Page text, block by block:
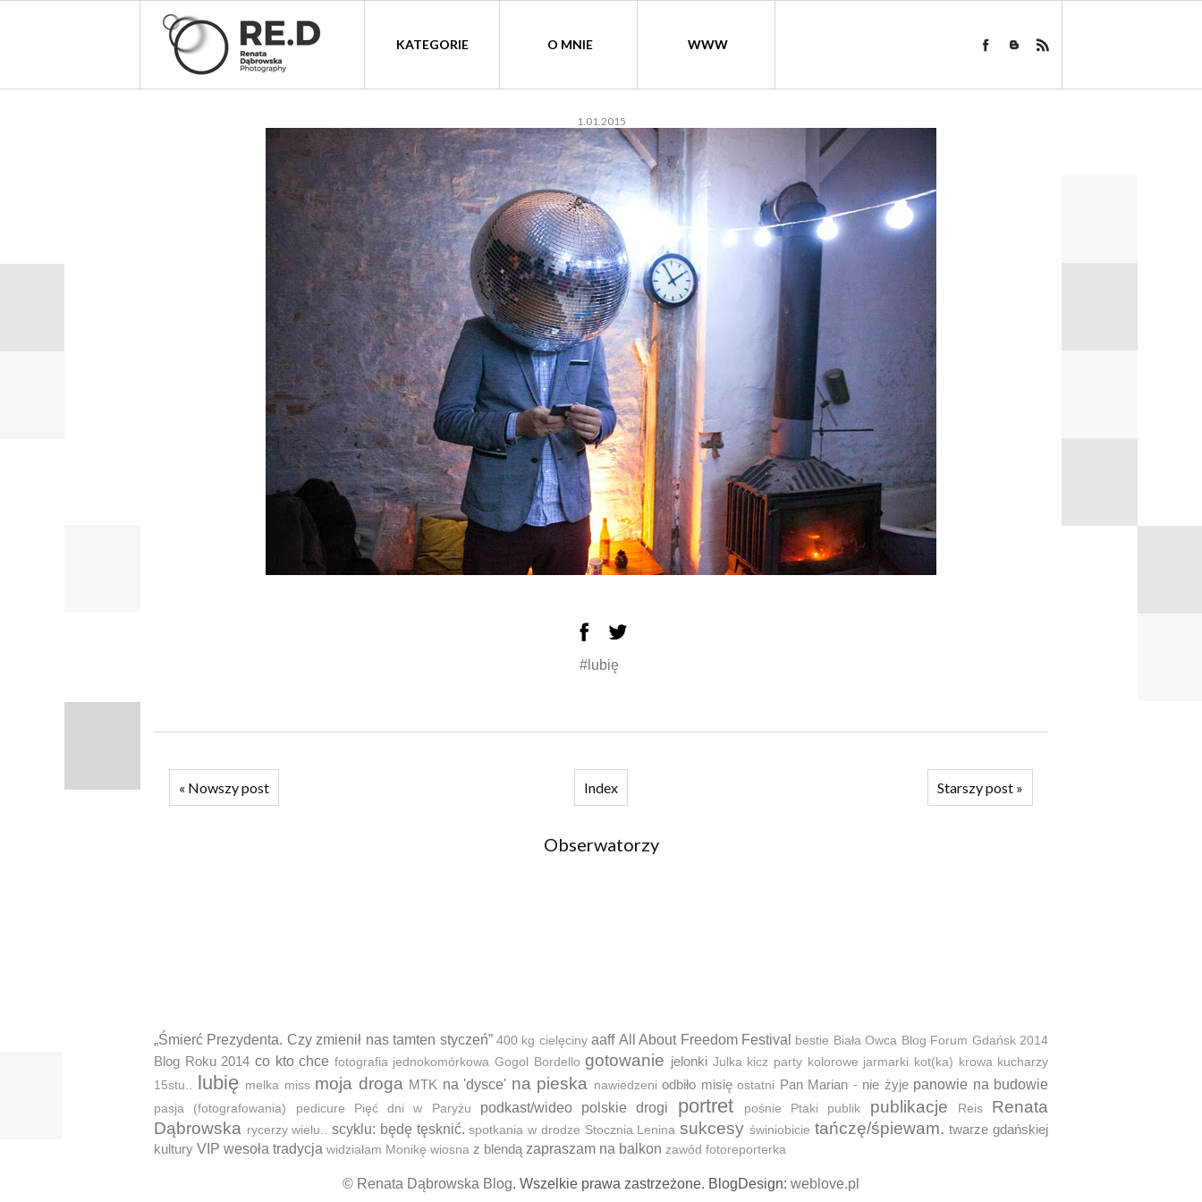
KATEGORIE O MNIE WWW
1.01.2015
#lubię
« Nowszy post Index Starszy post »
Obserwatorzy
„Śmierć Prezydenta. Czy zmienił nas tamten styczeń” 400 kg cielęciny aaff All About Freedom Festival bestie Biała Owca Blog Forum Gdańsk 2014
Blog Roku 2014 co kto chce fotografia jednokomórkowa Gogol Bordello gotowanie jelonki Julka kicz party kolorowe jarmarki kot(ka) krowa kucharzy
15stu.. lubię melka miss moja droga MTK na 'dysce' na pieska nawiedzeni odbiło misię ostatni Pan Marian - nie żyje panowie na budowie
pasja (fotografowania) pedicure Pięć dni w Paryżu podkast/wideo polskie drogi portret pośnie Ptaki publik publikacje Reis
Renata
Dąbrowska rycerzy wielu.. scyklu: będę tęsknić. spotkania w drodze Stocznia Lenina sukcesy świniobicie tańczę/śpiewam. twarze gdańskiej
kultury VIP wesoła tradycja widziałam Monikę wiosna z blendą zapraszam na balkon zawód fotoreporterka
© Renata Dąbrowska Blog. Wszelkie prawa zastrzeżone. BlogDesign: weblove.pl